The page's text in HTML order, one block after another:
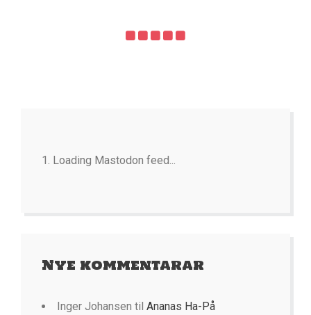
Loading Mastodon feed...
Nye kommentarar
Inger Johansen til Ananas Ha-På